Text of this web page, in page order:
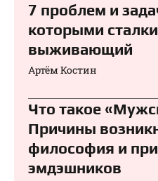
7 проблем и
которыми
выживающий
Артём Костин
Что такое
Причины
философия и
эмдэшников